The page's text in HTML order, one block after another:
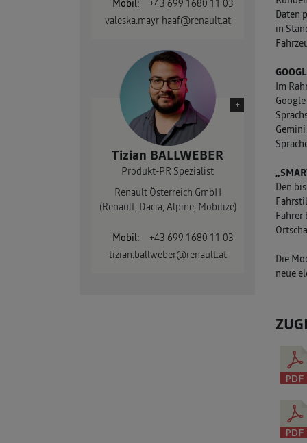
IAA Frankfurt 2017
IAA Frankfurt 2015
IAA Frankfurt 2013
IAA Frankfurt 2011
IAA Nutzfahrzeuge 2016
Mondial 2018
Mondial 2014
Mondial 2012
Archiv
Formel 1 2013
Formel 1 2012
Formel 1 2011
Formel 1 2010
Formel 1 2009
Formel 1 2008
Formel 1 2007
Formel 1 2006
Formel 1 2005
Mobil:
+43 699 1680 11 03
valeska.mayr-haaf@renault.at
+
Tizian BALLWEBER
Produkt-PR Spezialist
Renault Österreich GmbH
(Renault, Dacia, Alpine, Mobilize)
Mobil:
+43 699 1680 11 03
tizian.ballweber@renault.at
Daten
in
Im
Den
Fahrer
Die
neue